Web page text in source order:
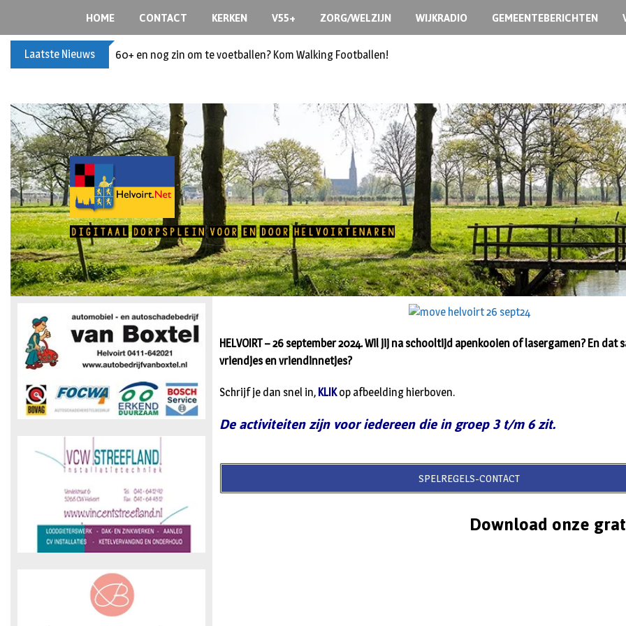
HOME CONTACT KERKEN V55+ ZORG/WELZIJN WIJKRADIO GEMEENTEBERICHTEN
Laatste Nieuws 60+ en nog zin om te voetballen? Kom Walking Footballen!
HELVOIRT – 26 september 2024. Wil jij na schooltijd apenkooien of lasergamen? En dat
vriendjes en vriendinnetjes?
Schrijf je dan snel in, KLIKop afbeelding hierboven.
De activiteiten zijn voor iedereen die in groep 3 t/m 6 zit.
SPELREGELS-CONTACT
Download onze